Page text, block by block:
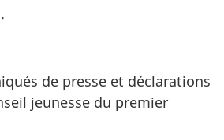
.
de presse et déclarations
jeunesse du premier